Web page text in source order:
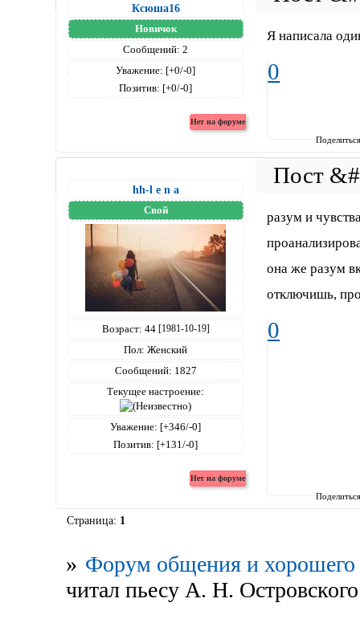
Ксюша16
Новичок
Сообщений: 2
Уважение: [+0/-0]
Позитив: [+0/-0]
Я написала
0
hh-l e n a
Свой
Возраст: 44 [1981-10-19]
Пол: Женский
Сообщений: 1827
Текущее настроение:
Уважение: [+346/-0]
Позитив: [+131/-0]
разум и
она же разум
отключишь,
0
Страница: 1
» Форум общения и хорошего
читал пьесу А. Н.